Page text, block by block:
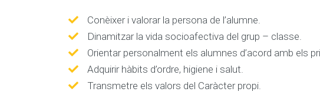
Conèixer i valorar la persona de l’alumne.
Dinamitzar la vida socioafectiva del grup – classe.
Orientar personalment els alumnes d’acord amb els
Adquirir hàbits d’ordre, higiene i salut.
Transmetre els valors del Caràcter propi.